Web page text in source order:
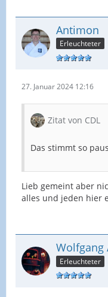
Antimon
Erleuchteter
27. Januar 2024 12:16
Zitat von CDL
Das stimmt so
Lieb gemeint aber
alles und jeden hier
Wolfgang
Erleuchteter